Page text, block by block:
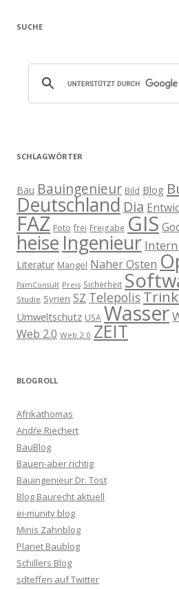
SUCHE
SCHLAGWÖRTER
Bau Bauingenieur Bild Blog
Deutschland Dia
FAZ Foto frei Freigabe GIS
heise Ingenieur
Literatur Mangel Naher Osten
PamConsult Preis Sicherheit
Studie Syrien SZ Telepolis
Umweltschutz USA Wasser
Web 2.0 Web 2.0 ZEIT
BLOGROLL
Afrikathomas
Andŕe Riechert
BauBlog
Bauen-aber richtig
Bauingenieur Dr. Tost
Blog Baurecht aktuell
ei-munity blog
Minis Zahnblog
Planet Baublog
Schillers Blog
sdteffen auf Twitter